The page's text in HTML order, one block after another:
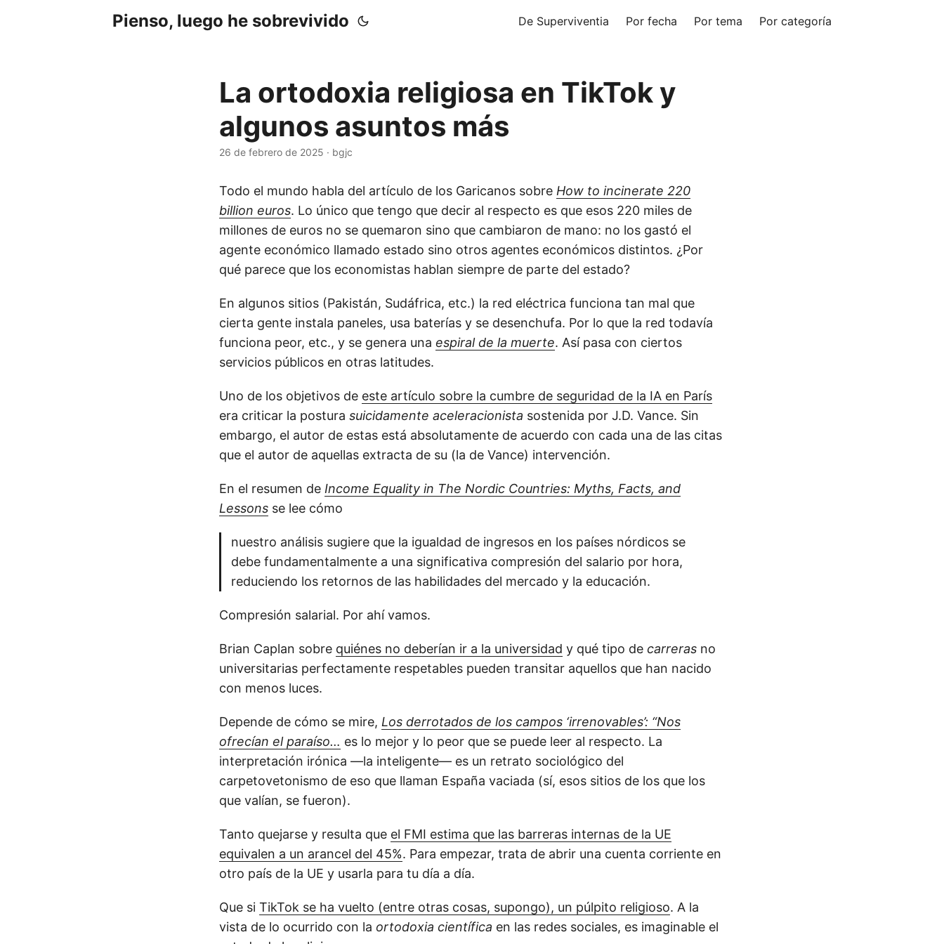
Pienso, luego he sobrevivido De Superviventia Por fecha Por tema Por categoría
La ortodoxia religiosa en TikTok y
algunos asuntos más
26 de febrero de 2025 · bgjc
Todo el mundo habla del artículo de los Garicanos sobre How to incinerate 220
billion euros. Lo único que tengo que decir al respecto es que esos 220 miles de
millones de euros no se quemaron sino que cambiaron de mano: no los gastó el
agente económico llamado estado sino otros agentes económicos distintos. ¿Por
qué parece que los economistas hablan siempre de parte del estado?
En algunos sitios (Pakistán, Sudáfrica, etc.) la red eléctrica funciona tan mal que
cierta gente instala paneles, usa baterías y se desenchufa. Por lo que la red todavía
funciona peor, etc., y se genera una espiral de la muerte. Así pasa con ciertos
servicios públicos en otras latitudes.
Uno de los objetivos de este artículo sobre la cumbre de seguridad de la IA en París
era criticar la postura suicidamente aceleracionista sostenida por J.D. Vance. Sin
embargo, el autor de estas está absolutamente de acuerdo con cada una de las citas
que el autor de aquellas extracta de su (la de Vance) intervención.
En el resumen de Income Equality in The Nordic Countries: Myths, Facts, and
Lessons se lee cómo
nuestro análisis sugiere que la igualdad de ingresos en los países nórdicos se
debe fundamentalmente a una significativa compresión del salario por hora,
reduciendo los retornos de las habilidades del mercado y la educación.
Compresión salarial. Por ahí vamos.
Brian Caplan sobre quiénes no deberían ir a la universidad y qué tipo de carreras no
universitarias perfectamente respetables pueden transitar aquellos que han nacido
con menos luces.
Depende de cómo se mire, Los derrotados de los campos ‘irrenovables’: “Nos
ofrecían el paraíso… es lo mejor y lo peor que se puede leer al respecto. La
interpretación irónica —la inteligente— es un retrato sociológico del
carpetovetonismo de eso que llaman España vaciada (sí, esos sitios de los que los
que valían, se fueron).
Tanto quejarse y resulta que el FMI estima que las barreras internas de la UE
equivalen a un arancel del 45%. Para empezar, trata de abrir una cuenta corriente en
otro país de la UE y usarla para tu día a día.
Que si TikTok se ha vuelto (entre otras cosas, supongo), un púlpito religioso. A la
vista de lo ocurrido con la ortodoxia científica en las redes sociales, es imaginable el